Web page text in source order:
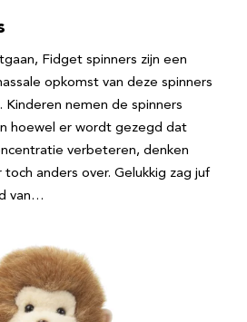
Fidget spinners zijn een
opkomst van deze spinners
Kinderen nemen de spinners
hoewel er wordt gezegd dat
verbeteren, denken
anders over. Gelukkig zag juf
van…